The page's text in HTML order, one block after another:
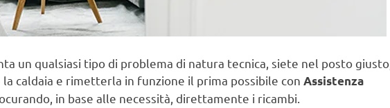
un qualsiasi tipo di problema di natura tecnica, siete nel posto giusto,
caldaia e rimetterla in funzione il prima possibile con Assistenza
in base alle necessità, direttamente i ricambi.